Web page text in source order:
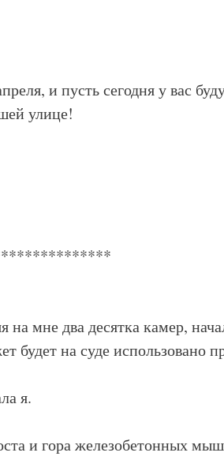
и пусть сегодня у вас
улице!
мне два десятка камер,
будет на суде использовано
я.
и гора железобетонных